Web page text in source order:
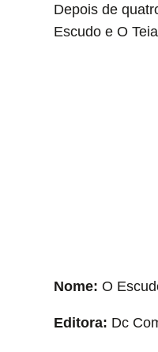
Depois de
Escudo e O
Nome: O
Editora: Dc